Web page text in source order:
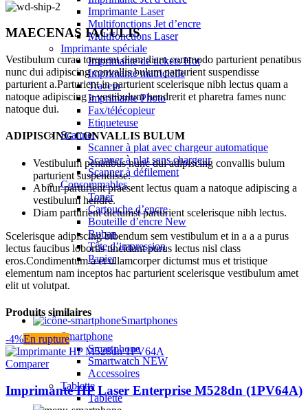
Imprimante Laser
Multifonctions Jet d’encre
Multifonctions Laser
Imprimante spéciale
Imprimante de ticketsHot
Imprimante matricielle
Traceur
Imprimante Photo
Fax/télécopieur
Etiqueteuse
Scanner
Scanner à plat avec chargeur automatique
Scanner à plat sans chargeur
Scanner à défilement
Consommables
Toner
Cartouche d’encre
Bouteille d’encre New
Ruban
Tête d’impression
Papier
Smartphones
Smartphone
Smartphone
Smartwatch NEW
Accessoires
Tablette
Tablette
MAECENAS IACULIS
Vestibulum curae torquent diam diam commodo parturient penatibus
nunc dui adipiscing convallis bulum parturient suspendisse
parturient a.Parturient in parturient scelerisque nibh lectus quam a
natoque adipiscing a vestibulum hendrerit et pharetra fames nunc
natoque dui.
ADIPISCING CONVALLIS BULUM
Vestibulum penatibus nunc dui adipiscing convallis bulum
parturient suspendisse.
Abitur parturient praesent lectus quam a natoque adipiscing a
vestibulum hendre.
Diam parturient dictumst parturient scelerisque nibh lectus.
Scelerisque adipiscing bibendum sem vestibulum et in a a a purus
lectus faucibus lobortis tincidunt purus lectus nisl class
eros.Condimentum a et ullamcorper dictumst mus et tristique
elementum nam inceptos hac parturient scelerisque vestibulum amet
elit ut volutpat.
Produits similaires
-4%En rupture
Comparer
Imprimante HP Laser Enterprise M528dn (1PV64A)